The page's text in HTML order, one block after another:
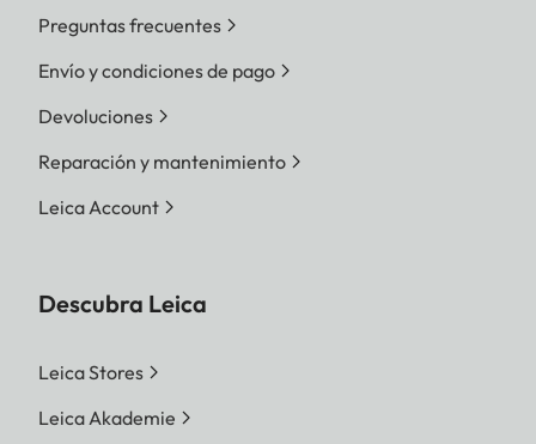
Preguntas frecuentes
Envío y condiciones de pago
Devoluciones
Reparación y mantenimiento
Leica Account
Descubra Leica
Leica Stores
Leica Akademie